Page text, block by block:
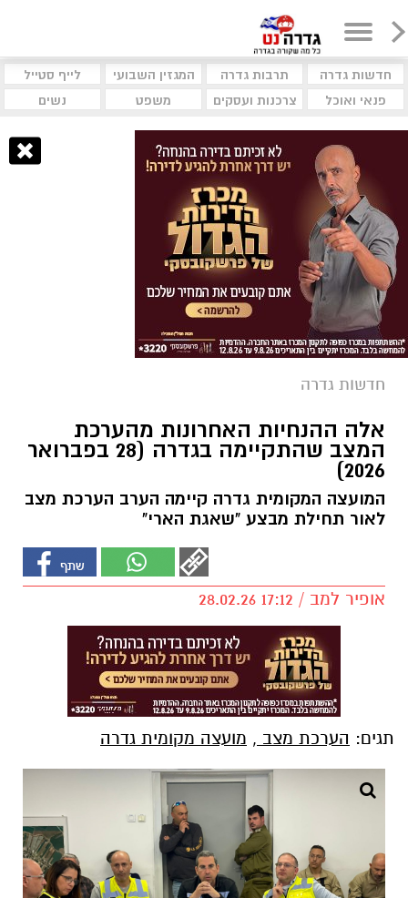
חדשות גדרה תרבות גדרה המגזין השבועי
לייף סטייל
פנאי ואוכל
צרכנות ועסקים משפט נשים
חדשות גדרה
אלה ההנחיות האחרונות מהערכת
המצב שהתקיימה בגדרה (28 בפברואר
2026)
המועצה המקומית גדרה קיימה הערב הערכת מצב
לאור תחילת מבצע "שאגת הארי"
אופיר למב / 17:12 28.02.26
תגים: הערכת מצב , מועצה מקומית גדרה